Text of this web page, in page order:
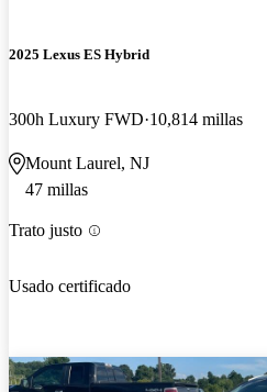
2025 Lexus ES Hybrid
300h Luxury FWD 10,814 millas
Mount Laurel, NJ
47 millas
Trato justo
Usado certificado